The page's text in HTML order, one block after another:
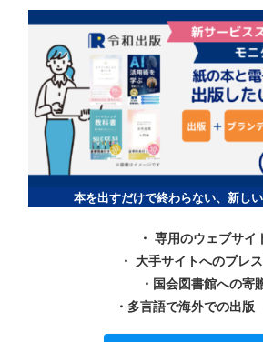
本を出すだけで終わらない、新し
・ 専用のウェブサイ
・ 大手サイトへのプレ
・国会図書館への寄
・多言語で海外での出版